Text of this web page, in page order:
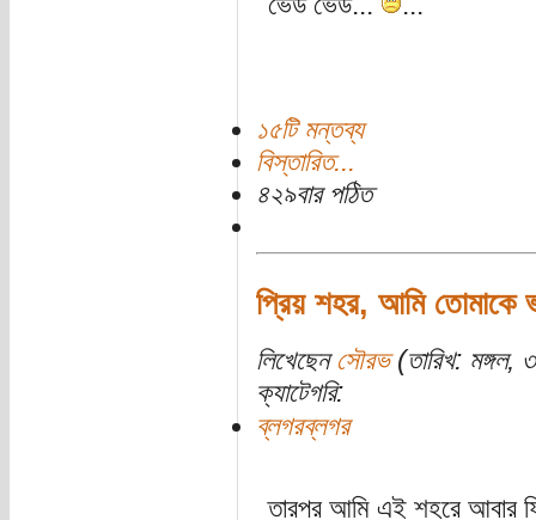
১৫টি মন্তব্য
বিস্তারিত...
৪২৯বার পঠিত
প্রিয় শহর, আমি তোমাকে
লিখেছেন সৌরভ(তারিখ:
ক্যাটেগরি:
ব্লগরব্লগর
তারপর আমি এই শহরে আবার